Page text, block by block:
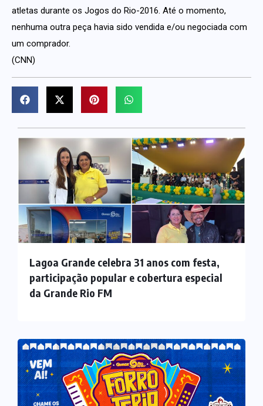
atletas durante os Jogos do Rio-2016. Até o momento,
nenhuma outra peça havia sido vendida e/ou negociada com
um comprador.
(CNN)
Lagoa Grande celebra 31 anos com festa,
participação popular e cobertura especial
da Grande Rio FM